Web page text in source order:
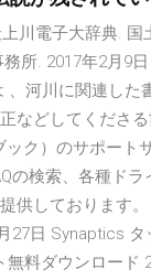
川電子大辞典.
所. 2017年2月9
河川に関連した
などしてくださ
ク）のサポート
の検索、各種ド
供しております
27日 Synaptics タ
料ダウンロード